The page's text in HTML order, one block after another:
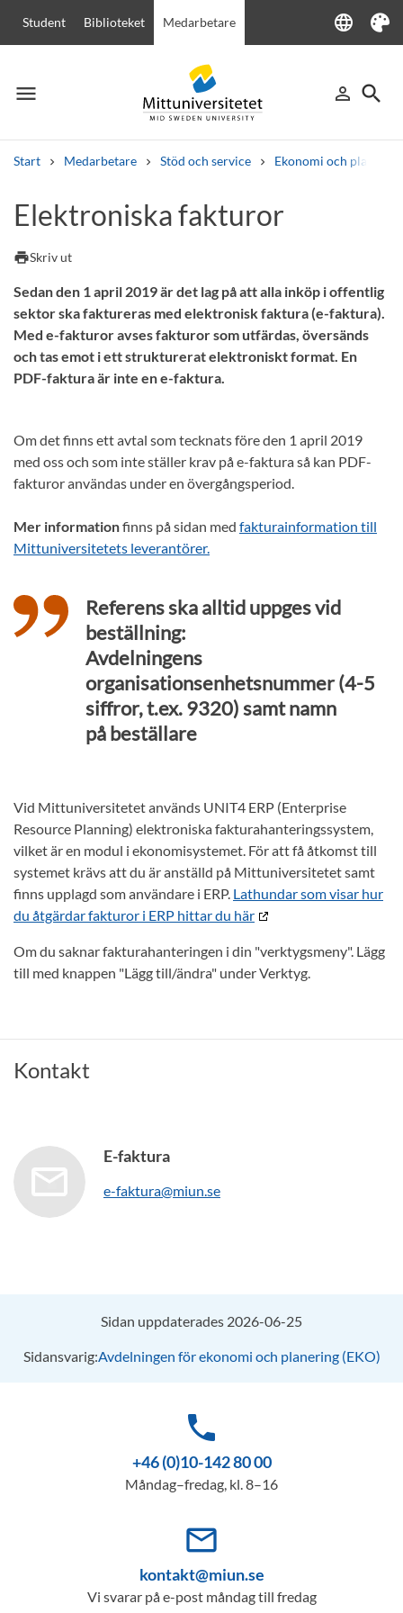
Student Biblioteket Medarbetare language
Language
Tema
menu
Meny person_outline
Logga in
search
Sök
Start Medarbetare Stöd och service Ekonomi och planering
Andra söktjänster
Kurser och program
Elektroniska fakturor
printSkriv ut
Sedan den 1 april 2019 är det lag på att alla inköp i offentlig
sektor ska faktureras med elektronisk faktura (e-faktura).
Med e-fakturor avses fakturor som utfärdas, översänds
och tas emot i ett strukturerat elektroniskt format. En
PDF-faktura är inte en e-faktura.
Om det finns ett avtal som tecknats före den 1 april 2019
med oss och som inte ställer krav på e-faktura så kan PDF-
fakturor användas under en övergångsperiod.
Mer informationfinns på sidan med fakturainformation till
Mittuniversitetets leverantörer.
Referens ska alltid uppges vid
beställning:
Avdelningens
organisationsenhetsnummer (4-5
siffror, t.ex. 9320) samt namn
på beställare
Vid Mittuniversitetet används UNIT4 ERP (Enterprise
Resource Planning) elektroniska fakturahanteringssystem,
vilket är en modul i ekonomisystemet. För att få åtkomst till
systemet krävs att du är anställd på Mittuniversitetet samt
finns upplagd som användare i ERP. Lathundar som visar hur
du åtgärdar fakturor i ERP hittar du här
Om du saknar fakturahanteringen i din "verktygsmeny". Lägg
till med knappen "Lägg till/ändra" under Verktyg.
Kontakt
E-faktura
e-faktura@miun.se
Sidan uppdaterades 2026-06-25
Sidansvarig:Avdelningen för ekonomi och planering (EKO)
phone
+46 (0)10-142 80 00
Måndag–fredag, kl. 8–16
mail_outline
kontakt@miun.se
Vi svarar på e-post måndag till fredag